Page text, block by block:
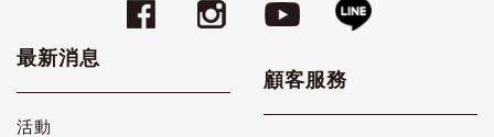
最新消息
活動
顧客服務